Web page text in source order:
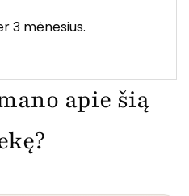
3 mėnesius.
apie šią